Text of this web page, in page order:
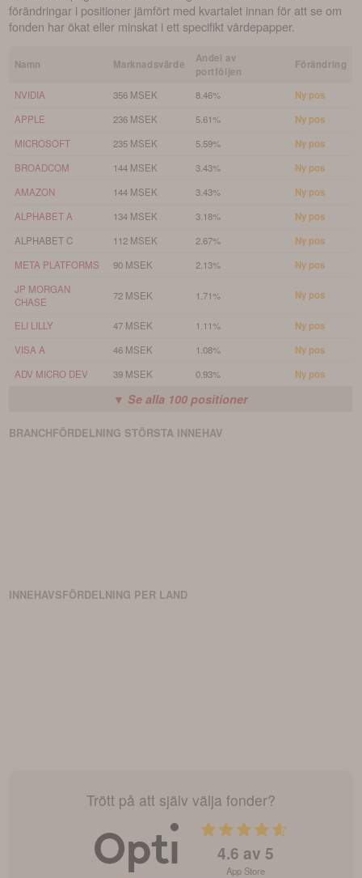
förändringar i positioner jämfört med kvartalet innan för att se om
fonden har ökat eller minskat i ett specifikt värdepapper.
Namn Marknadsvärde
Andel av
portföljen
Förändring
NVIDIA 356 MSEK 8.46% Ny pos
APPLE 236 MSEK 5.61% Ny pos
MICROSOFT 235 MSEK 5.59% Ny pos
BROADCOM 144 MSEK 3.43% Ny pos
AMAZON 144 MSEK 3.43% Ny pos
ALPHABET A 134 MSEK 3.18% Ny pos
ALPHABET C 112 MSEK 2.67% Ny pos
META PLATFORMS 90 MSEK 2.13% Ny pos
JP MORGAN
CHASE
72 MSEK 1.71% Ny pos
ELI LILLY 47 MSEK 1.11% Ny pos
VISA A 46 MSEK 1.08% Ny pos
ADV MICRO DEV 39 MSEK 0.93% Ny pos
▼ Se alla 100 positioner
BRANCHFÖRDELNING STÖRSTA INNEHAV
INNEHAVSFÖRDELNING PER LAND
Trött på att själv välja fonder?
4.6 av 5
App Store